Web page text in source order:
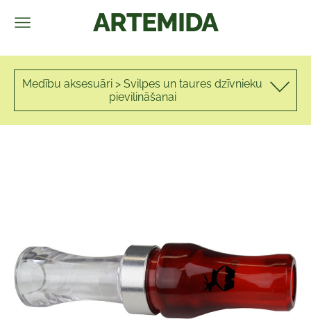
ARTEMIDA
Medību aksesuāri > Svilpes un taures dzīvnieku
pievilināšanai